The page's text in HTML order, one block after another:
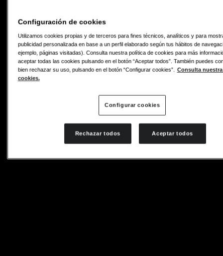
Configuración de cookies
Utilizamos cookies propias y de terceros para fines técnicos, analíticos y para
publicidad personalizada en base a un perfil elaborado según tus hábitos de
ejemplo, páginas visitadas). Consulta nuestra política de cookies para más
aceptar todas las cookies pulsando en el botón “Aceptar todos”. También puedes
bien rechazar su uso, pulsando en el botón “Configurar cookies”. Consulta
cookies.
Configurar cookies
Rechazar todos Aceptar todos